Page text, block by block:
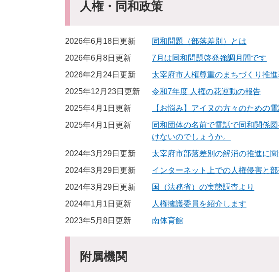
人権・同和政策
2026年6月18日更新
同和問題（部落差別）とは
2026年6月8日更新
7月は同和問題啓発強調月間です
2026年2月24日更新
太宰府市人権尊重のまちづくり推
2025年12月23日更新
令和7年度 人権の花運動の報告
2025年4月1日更新
【お悩み】アイヌの方々のための
2025年4月1日更新
同和団体の名前で電話で同和関係
けないのでしょうか。
2024年3月29日更新
太宰府市部落差別の解消の推進に関
2024年3月29日更新
インターネット上での人権侵害と
2024年3月29日更新
国（法務省）の実態調査より
2024年1月1日更新
人権擁護委員を紹介します
2023年5月8日更新
南体育館
附属機関